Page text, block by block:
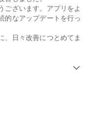
をしていただけます。
のいく不動産・部屋探し
リが正常に動かない可能
ございます。アプリをよ
的なアップデートを行っ
、日々改善につとめてま
expand_more